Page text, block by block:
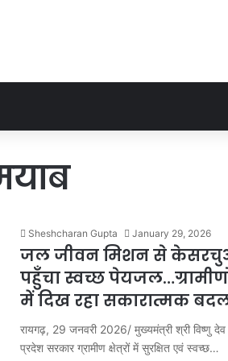
Sheshcharan Gupta January 29, 2026
जल जीवन मिशन से
पहुँचा स्वच्छ
में दिख रहा सकारात्मक
रायगढ़, 29 जनवरी 2026/ मुख्यमंत्री श्री विष्णु
प्रदेश सरकार ग्रामीण क्षेत्रों में सुरक्षित एवं स्वच्छ…